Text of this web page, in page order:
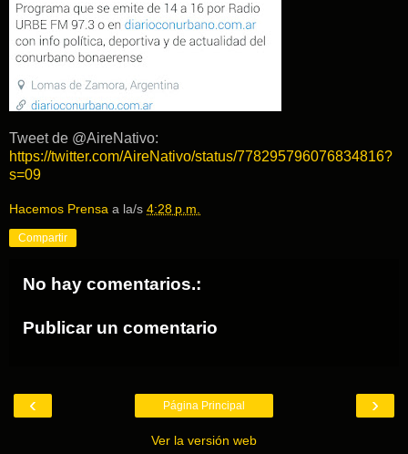
Tweet de @AireNativo:
https://twitter.com/AireNativo/status/778295796076834816?
s=09
Hacemos Prensa a la/s 4:28 p.m.
Compartir
No hay comentarios.:
Publicar un comentario
‹ ›
Página Principal
Ver la versión web